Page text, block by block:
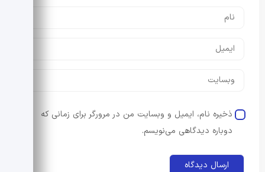
ذخیره نام، ایمیل و وبسایت من در مرورگر برای زمانی که
دوباره دیدگاهی می‌نویسم.